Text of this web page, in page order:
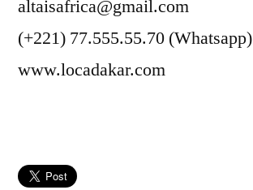
altaisafrica@gmail.com
(+221) 77.555.55.70 (Whatsapp)
www.locadakar.com